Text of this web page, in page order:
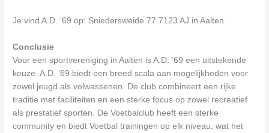
Je vind A.D. ’69 op: Sniedersweide 77 7123 AJ in Aalten.
Conclusie
Voor een sportvereniging in Aalten is A.D. ’69 een uitstekende
keuze. A.D. ’69 biedt een breed scala aan mogelijkheden voor
zowel jeugd als volwassenen. De club combineert een rijke
traditie met faciliteiten en een sterke focus op zowel recreatief
als prestatief sporten. De Voetbalclub heeft een sterke
community en biedt Voetbal trainingen op elk niveau, wat het